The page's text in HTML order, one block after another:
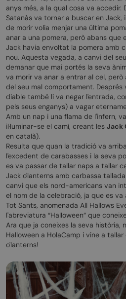
anys més, a la qual cosa va accedir.
Satanàs va tornar a buscar en
de morir volia menjar una última
anar a una pomera, però abans que
Jack havia envoltat la pomera amb
nou. Aquesta vegada, a canvi del
demanar que mai portés la seva
va morir va anar a entrar al cel,
del seu mal comportament. Després
diable també li va negar l'entrada,
pels seus enganys) a vagar
Amb un nap i una flama de l'infern,
il·luminar-se el camí, creant les Jack
en català).
Resulta que quan la tradició va
l'excedent de carabasses i la seva
es va passar de tallar naps a tallar
Jack o'lanterns amb carbassa
canvi que els nord-americans van
el nom de la celebració, ja que es
Tot Sants, anomenada All Hallows
l'abreviatura “Halloween” que
Ara que ja coneixes la seva història,
Halloween a HolaCamp i vine a
o'lanterns!